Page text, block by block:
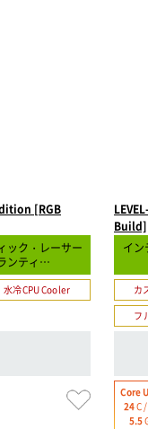
[RGB
ック・レーサー
ンティ…
水冷CPU Cooler
Build]
イ
カ
フ
Core
24C /
5.5